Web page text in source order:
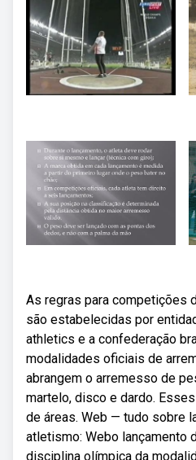
As regras para competições
são estabelecidas por
athletics e a confederação
modalidades oficiais de
abrangem o arremesso de
martelo, disco e dardo.
de áreas. Web — tudo sobre
atletismo: Webo lançamento
disciplina olímpica da